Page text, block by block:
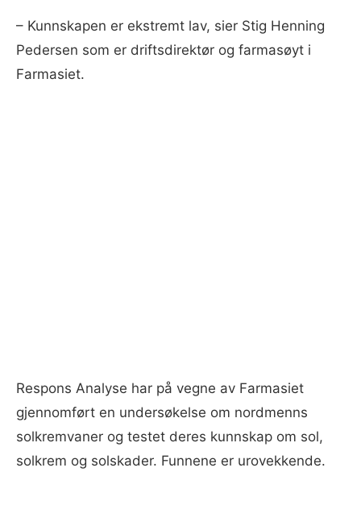
– Kunnskapen er ekstremt lav, sier Stig Henning
Pedersen som er driftsdirektør og farmasøyt i
Farmasiet.
Respons Analyse har på vegne av Farmasiet
gjennomført en undersøkelse om nordmenns
solkremvaner og testet deres kunnskap om sol,
solkrem og solskader. Funnene er urovekkende.